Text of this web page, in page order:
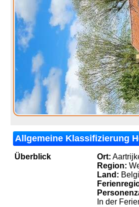
Allgemeine Klassifizierung
Überblick Ort:
Region:
Land:
In der